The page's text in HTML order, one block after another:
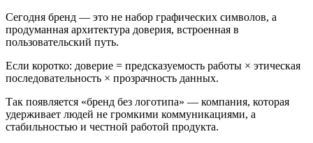
Сегодня бренд — это не набор графических символов, а
продуманная архитектура доверия, встроенная в
пользовательский путь.
Если коротко: доверие = предсказуемость работы × этическая
последовательность × прозрачность данных.
Так появляется «бренд без логотипа» — компания, которая
удерживает людей не громкими коммуникациями, а
стабильностью и честной работой продукта.